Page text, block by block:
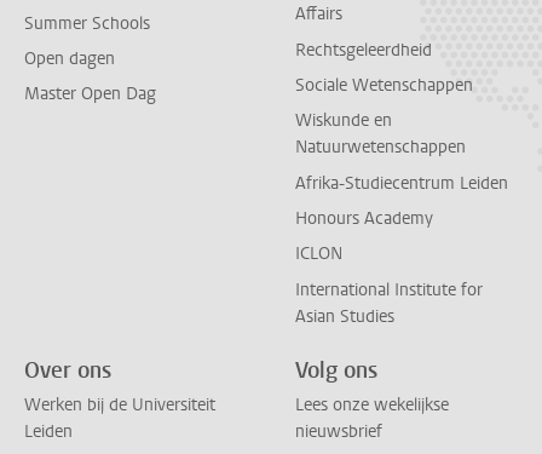
Summer Schools
Open dagen
Master Open Dag
Affairs
Rechtsgeleerdheid
Sociale Wetenschappen
Wiskunde en
Natuurwetenschappen
Afrika-Studiecentrum Leiden
Honours Academy
ICLON
International Institute for
Asian Studies
Over ons
Werken bij de Universiteit
Leiden
Volg ons
Lees onze wekelijkse
nieuwsbrief